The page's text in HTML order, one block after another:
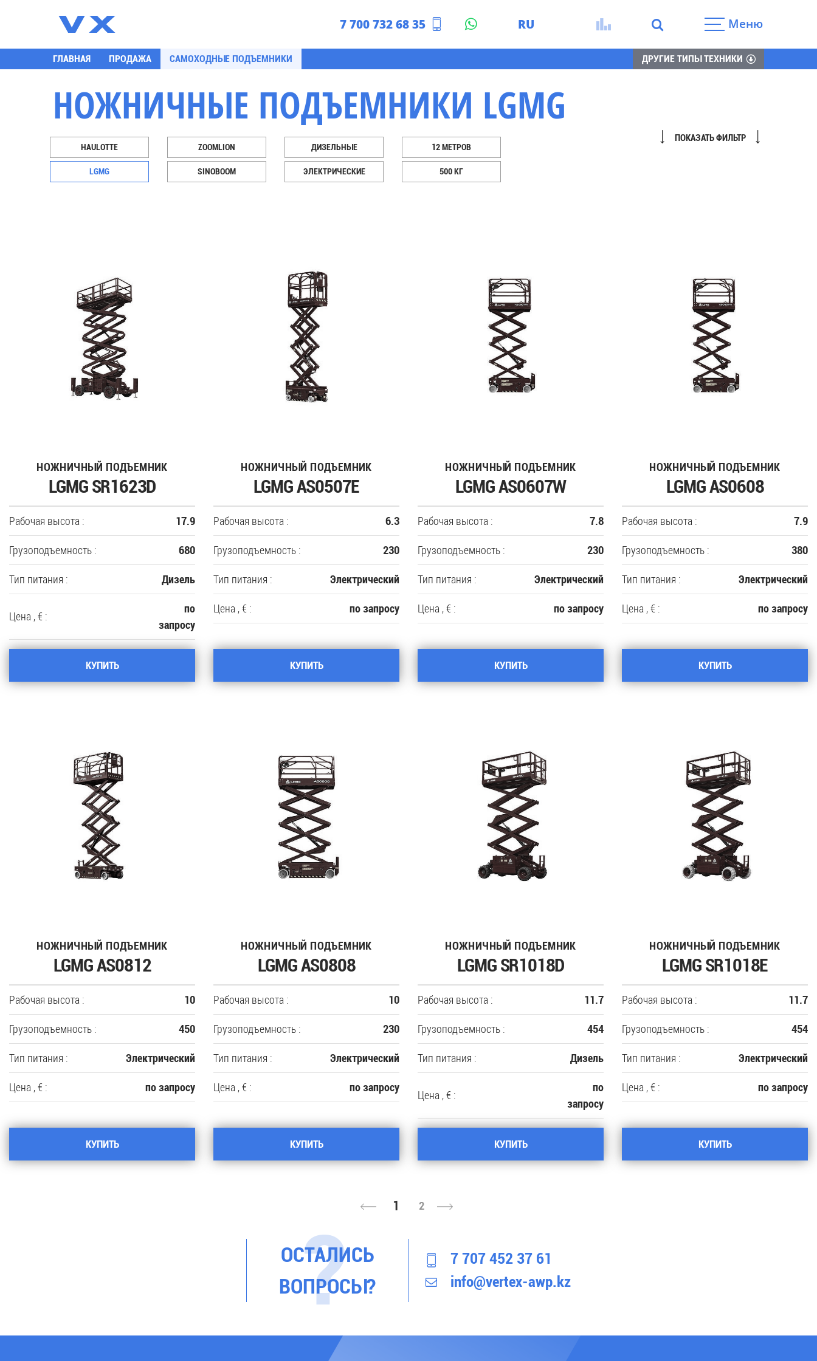
7 700 732 68 35
RU
EN
Меню
ГЛАВНАЯ ПРОДАЖА САМОХОДНЫЕ ПОДЪЕМНИКИ ДРУГИЕ ТИПЫ ТЕХНИКИ
НОЖНИЧНЫЕ ПОДЪЕМНИКИ LGMG
HAULOTTE
LGMG
ZOOMLION
SINOBOOM
ДИЗЕЛЬНЫЕ
ЭЛЕКТРИЧЕСКИЕ
12 МЕТРОВ
500 КГ
ПОКАЗАТЬ ФИЛЬТР
НОЖНИЧНЫЙ ПОДЪЕМНИК
LGMG SR1623D
Рабочая высота : 17.9
Грузоподъемность : 680
Тип питания : Дизель
Цена , € :
по
запросу
КУПИТЬ
НОЖНИЧНЫЙ ПОДЪЕМНИК
LGMG AS0507Е
Рабочая высота : 6.3
Грузоподъемность : 230
Тип питания : Электрический
Цена , € : по запросу
КУПИТЬ
НОЖНИЧНЫЙ ПОДЪЕМНИК
LGMG AS0607W
Рабочая высота : 7.8
Грузоподъемность : 230
Тип питания : Электрический
Цена , € : по запросу
КУПИТЬ
НОЖНИЧНЫЙ ПОДЪЕМНИК
LGMG AS0608
Рабочая высота : 7.9
Грузоподъемность : 380
Тип питания : Электрический
Цена , € : по запросу
КУПИТЬ
НОЖНИЧНЫЙ ПОДЪЕМНИК
LGMG AS0812
Рабочая высота : 10
Грузоподъемность : 450
Тип питания : Электрический
Цена , € : по запросу
КУПИТЬ
НОЖНИЧНЫЙ ПОДЪЕМНИК
LGMG AS0808
Рабочая высота : 10
Грузоподъемность : 230
Тип питания : Электрический
Цена , € : по запросу
КУПИТЬ
НОЖНИЧНЫЙ ПОДЪЕМНИК
LGMG SR1018D
Рабочая высота : 11.7
Грузоподъемность : 454
Тип питания : Дизель
Цена , € :
по
запросу
КУПИТЬ
НОЖНИЧНЫЙ ПОДЪЕМНИК
LGMG SR1018E
Рабочая высота : 11.7
Грузоподъемность : 454
Тип питания : Электрический
Цена , € : по запросу
КУПИТЬ
1 2
ОСТАЛИСЬ
ВОПРОСЫ?
7 707 452 37 61
info@vertex-awp.kz